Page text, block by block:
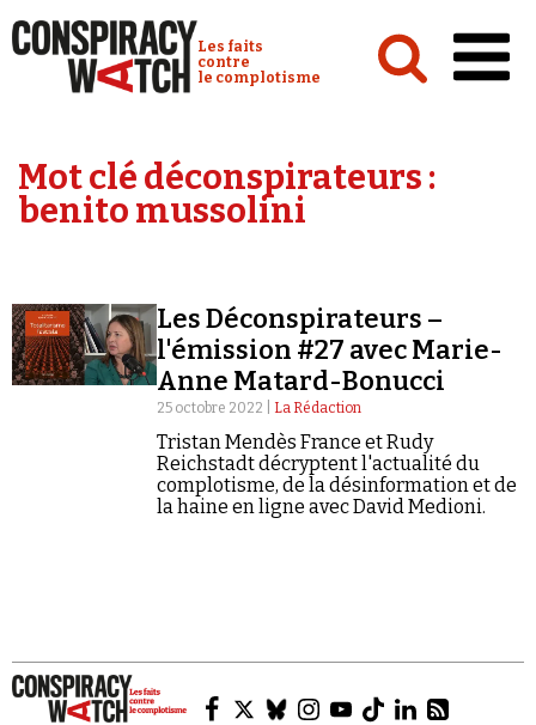
Conspiracy Watch :
Les faits
contre
le complotisme
Analyses
Émissions
Revues de presse
Newsletter
Faire un don
Mot clé déconspirateurs :
benito mussolini
Les Déconspirateurs –
l'émission #27 avec Marie-
Anne Matard-Bonucci
25 octobre 2022 | La Rédaction
Tristan Mendès France et Rudy
Reichstadt décryptent l'actualité du
complotisme, de la désinformation et de
la haine en ligne avec David Medioni.